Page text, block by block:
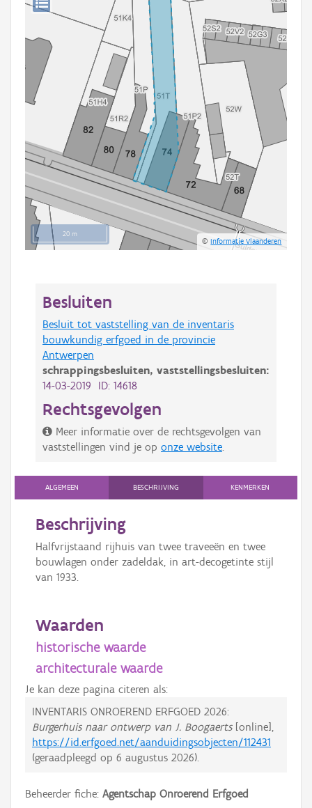
20 m
©Informatie Vlaanderen
Besluiten
Besluit tot vaststelling van de inventaris
bouwkundig erfgoed in de provincie
Antwerpen
schrappingsbesluiten, vaststellingsbesluiten:
14-03-2019 ID: 14618
Rechtsgevolgen
Meer informatie over de rechtsgevolgen van
vaststellingen vind je op onze website
ALGEMEEN BESCHRIJVING KENMERKEN
Beschrijving
Halfvrijstaand rijhuis van twee traveeën en twee
bouwlagen onder zadeldak, in art-decogetinte stijl
van 1933.
Waarden
historische waarde
architecturale waarde
Je kan deze pagina citeren als:
INVENTARIS ONROEREND ERFGOED 2026:
Burgerhuis naar ontwerp van J. Boogaerts[online],
https://id.erfgoed.net/aanduidingsobjecten/112431
(geraadpleegd op 6 augustus 2026).
Beheerder fiche: Agentschap Onroerend Erfgoed